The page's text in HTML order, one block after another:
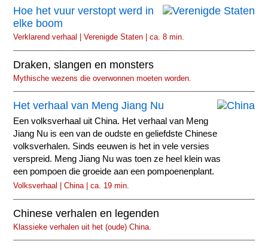
Hoe het vuur verstopt werd in
elke boom
Verklarend verhaal | Verenigde Staten | ca. 8 min.
Draken, slangen en monsters
Mythische wezens die overwonnen moeten worden.
Het verhaal van Meng Jiang Nu
Een volksverhaal uit China. Het verhaal van Meng
Jiang Nu is een van de oudste en geliefdste Chinese
volksverhalen. Sinds eeuwen is het in vele versies
verspreid. Meng Jiang Nu was toen ze heel klein was
een pompoen die groeide aan een pompoenenplant.
Volksverhaal | China | ca. 19 min.
Chinese verhalen en legenden
Klassieke verhalen uit het (oude) China.